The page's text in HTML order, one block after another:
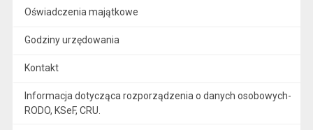
Oświadczenia majątkowe
Godziny urzędowania
Kontakt
Informacja dotycząca rozporządzenia o danych osobowych-
RODO, KSeF, CRU.